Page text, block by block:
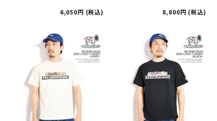
6,050 税込
8,800
税込